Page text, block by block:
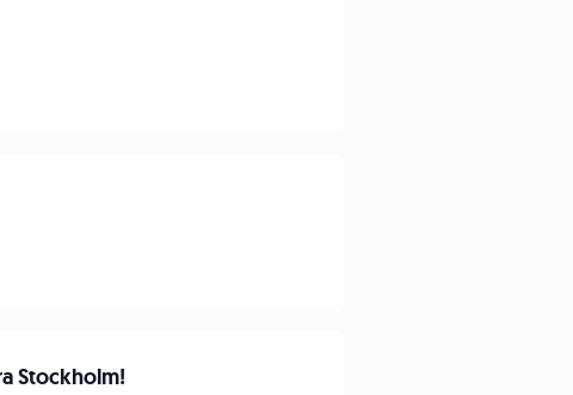
Stockholm!